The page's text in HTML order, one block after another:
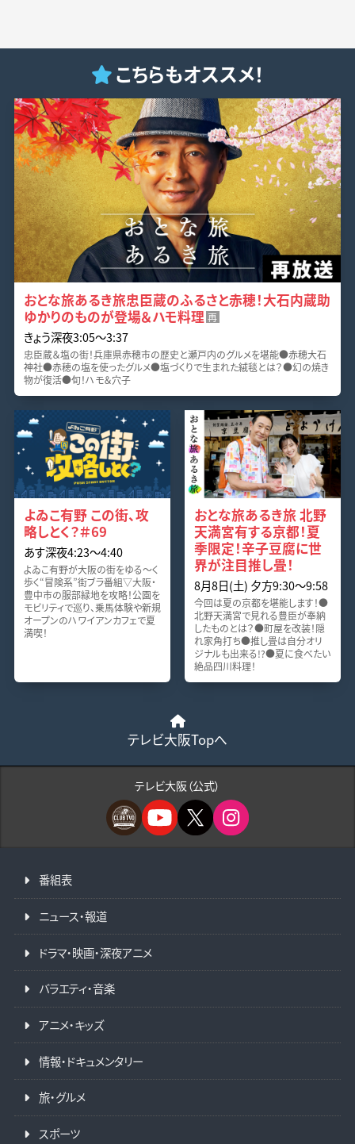
こちらもオススメ！
おとな旅あるき旅忠臣蔵のふるさと赤穂！大石内蔵助
ゆかりのものが登場＆ハモ料理 再
きょう深夜3:05〜3:37
忠臣蔵＆塩の街！兵庫県赤穂市の歴史と瀬戸内のグルメを堪能●赤穂大石
神社●赤穂の塩を使ったグルメ●塩づくりで生まれた絨毯とは？●幻の焼き
物が復活●旬！ハモ＆穴子
よゐこ有野 この街、攻
略しとく？＃69
あす深夜4:23〜4:40
よゐこ有野が大阪の街をゆる～く
歩く“冒険系”街ブラ番組▽大阪・
豊中市の服部緑地を攻略！公園を
モビリティで巡り、乗馬体験や新規
オープンのハワイアンカフェで夏
満喫！
おとな旅あるき旅 北野
天満宮有する京都！夏
季限定！辛子豆腐に世
界が注目推し畳！
8月8日(土) 夕方9:30〜9:58
今回は夏の京都を堪能します！●
北野天満宮で見れる豊臣が奉納
したものとは？●町屋を改装！隠
れ家角打ち●推し畳は自分オリ
ジナルも出来る!?●夏に食べたい
絶品四川料理！
テレビ大阪Topへ
テレビ大阪（公式）
番組表
ニュース・報道
ドラマ・映画・深夜アニメ
バラエティ・音楽
アニメ・キッズ
情報・ドキュメンタリー
旅・グルメ
スポーツ